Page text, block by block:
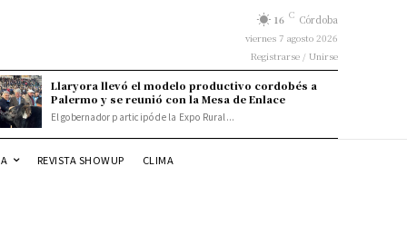
16 C Córdoba
viernes 7 agosto 2026
Registrarse / Unirse
Llaryora llevó el modelo productivo cordobés a
Palermo y se reunió con la Mesa de Enlace
El gobernador participó de la Expo Rural...
REVISTA SHOWUP CLIMA